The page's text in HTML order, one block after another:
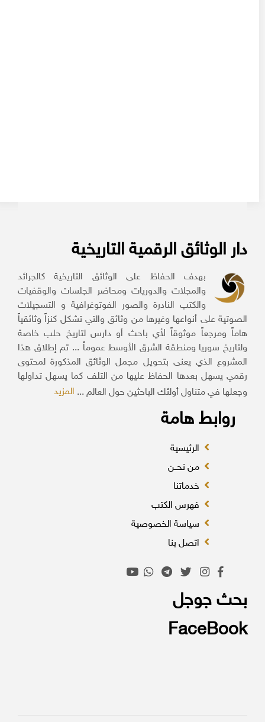
دار الوثائق الرقمية التاريخية
بهدف الحفاظ على الوثائق التاريخية كالجرائد
والمجلات والدوريات ومحاضر الجلسات والوقفيات
والكتب النادرة والصور الفوتوغرافية و التسجيلات
الصوتية على أنواعها وغيرها من وثائق والتي تشكل كنزاً وثائقياً
هاماً ومرجعاً موثوقاً لأي باحث أو دارس لتاريخ حلب خاصة
ولتاريخ سوريا ومنطقة الشرق الأوسط عموماً ... تم إطلاق هذا
المشروع الذي يعنى بتحويل مجمل الوثائق المذكورة لمحتوى
رقمي يسهل بعدها الحفاظ عليها من التلف كما يسهل تداولها
وجعلها في متناول أولئك الباحثين حول العالم ...المزيد
روابط هامة
الرئيسية
من نحــن
خدماتنا
فهرس الكتب
سياسة الخصوصية
اتصل بنا
بحث جوجل
FaceBook